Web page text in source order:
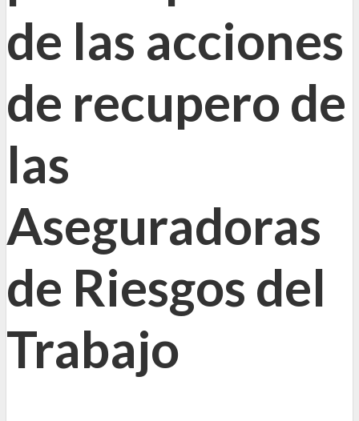
de las acciones
de recupero de
las
Aseguradoras
de Riesgos del
Trabajo